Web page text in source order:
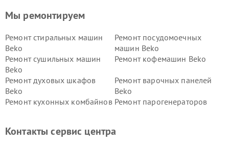
Мы ремонтируем
Ремонт стиральных машин
Beko
Ремонт посудомоечных
машин Beko
Ремонт сушильных машин
Beko
Ремонт кофемашин Beko
Ремонт духовых шкафов
Beko
Ремонт варочных панелей
Beko
Ремонт кухонных комбайнов Ремонт парогенераторов
Ремонт холодильников Beko Ремонт морозильных камер
Контакты сервис центра